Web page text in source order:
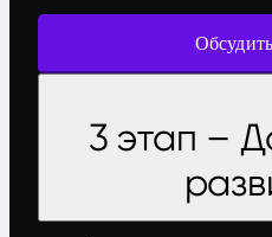
3 этап –